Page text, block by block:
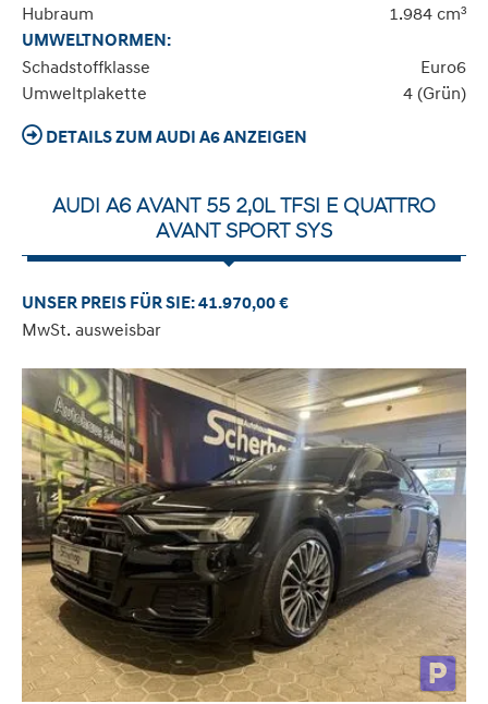
Hubraum
1.984 cm³
UMWELTNORMEN:
Schadstoffklasse
Euro6
Umweltplakette
4 (Grün)
DETAILS ZUM AUDI A6 ANZEIGEN
AUDI A6 AVANT 55 2,0L TFSI E QUATTRO
AVANT SPORT SYS
UNSER PREIS FÜR SIE: 41.970,00 €
MwSt. ausweisbar